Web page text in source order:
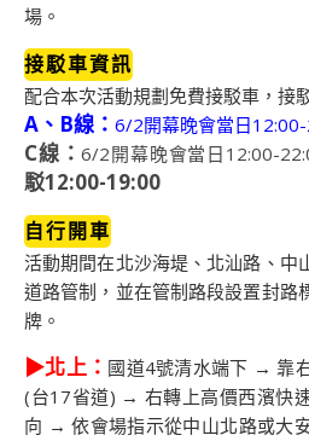
場。
接駁車資訊
配合本次活動規劃免費接駁車，接
A、B線： 6/2開幕晚會當日
C線：6/2開幕晚會當日12:00-
駁12:00-19:00
自行開車
活動期間在北沙海堤、北汕路、中
道路管制，並在管制路段設置封路
牌。
▶北上： 國道4號清水端下 → 靠
(台17省道) → 右轉上高價西濱快
向 → 依會場指示從中山北路或大